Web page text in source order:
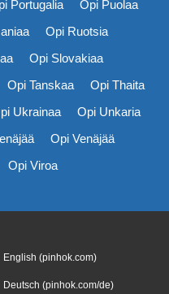
Portugalia
Opi Puolaa
Opi Ruotsia
Opi Slovakiaa
Opi Tanskaa
Opi Thaita
Ukrainaa
Opi Unkaria
Opi Venäjää
Opi Viroa
English (pinhok.com)
Deutsch (pinhok.com/de)